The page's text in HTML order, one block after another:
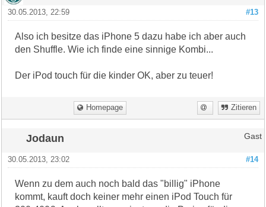
#13
30.05.2013, 22:59
Also ich besitze das iPhone 5 dazu habe ich aber auch
den Shuffle. Wie ich finde eine sinnige Kombi...
Der iPod touch für die kinder OK, aber zu teuer!
Homepage Zitieren
Jodaun Gast
#14
30.05.2013, 23:02
Wenn zu dem auch noch bald das "billig" iPhone
kommt, kauft doch keiner mehr einen iPod Touch für